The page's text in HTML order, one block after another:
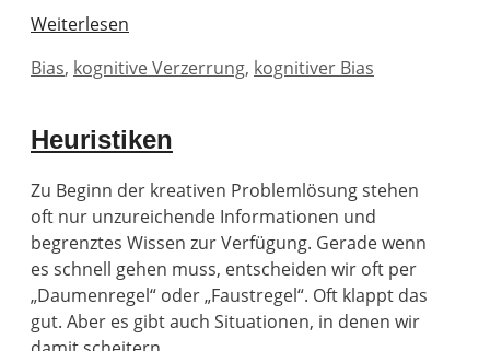
Weiterlesen
Schlagwörter
Bias, kognitive Verzerrung, kognitiver Bias
Heuristiken
Zu Beginn der kreativen Problemlösung stehen
oft nur unzureichende Informationen und
begrenztes Wissen zur Verfügung. Gerade wenn
es schnell gehen muss, entscheiden wir oft per
„Daumenregel“ oder „Faustregel“. Oft klappt das
gut. Aber es gibt auch Situationen, in denen wir